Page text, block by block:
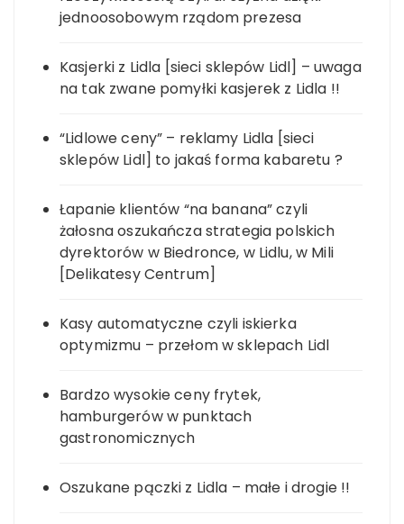
jednoosobowym rządom prezesa
Kasjerki z Lidla [sieci sklepów Lidl] – uwaga
na tak zwane pomyłki kasjerek z Lidla !!
“Lidlowe ceny” – reklamy Lidla [sieci
sklepów Lidl] to jakaś forma kabaretu ?
Łapanie klientów “na banana” czyli
żałosna oszukańcza strategia polskich
dyrektorów w Biedronce, w Lidlu, w Mili
[Delikatesy Centrum]
Kasy automatyczne czyli iskierka
optymizmu – przełom w sklepach Lidl
Bardzo wysokie ceny frytek,
hamburgerów w punktach
gastronomicznych
Oszukane pączki z Lidla – małe i drogie !!